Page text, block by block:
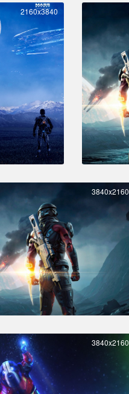
2160x3840
3840x2160
3840x2160